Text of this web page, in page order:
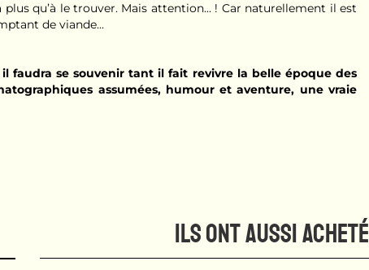
qu’à le trouver. Mais attention... ! Car naturellement il est
de viande...
faudra se souvenir tant il fait revivre la belle époque des
assumées, humour et aventure, une vraie
ILS ONT AUSSI ACHETÉ